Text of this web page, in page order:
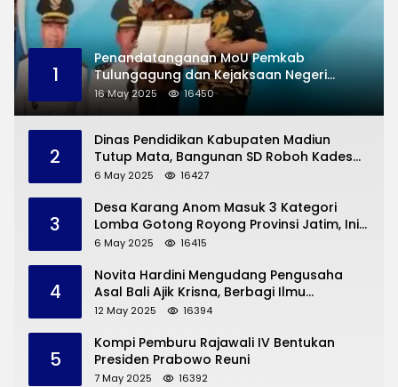
1
Penandatanganan MoU Pemkab
Tulungagung dan Kejaksaan Negeri
Permasalahan Hukum
16 May 2025 16450
2
Dinas Pendidikan Kabupaten Madiun
Tutup Mata, Bangunan SD Roboh Kades
Dermorejo Bangun Pakai Dana Pribadi
6 May 2025 16427
3
Desa Karang Anom Masuk 3 Kategori
Lomba Gotong Royong Provinsi Jatim, Ini
yang Disampaikan Sekda Trenggalek
6 May 2025 16415
4
Novita Hardini Mengudang Pengusaha
Asal Bali Ajik Krisna, Berbagi Ilmu
Pengembangan Pariwisata dan UMKM
12 May 2025 16394
5
Kompi Pemburu Rajawali IV Bentukan
Presiden Prabowo Reuni
7 May 2025 16392